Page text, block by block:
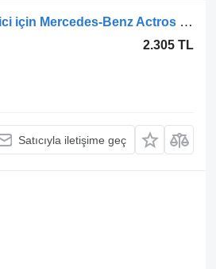
Mercedes-Benz Actros, Axor MP1, MP2, MP3 (1996-2014) çekici için Mercedes-Benz Actros MP1 1840 (01.96-12.02) A9419701549 amortisör
2.305 TL
Satıcıyla iletişime geç